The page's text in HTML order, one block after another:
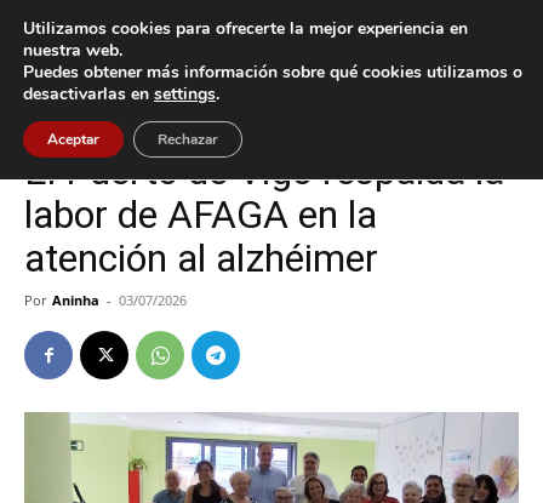
Inicio Cultura / Ocio
Cultura / Ocio Vigo
El Puerto de Vigo respalda la
labor de AFAGA en la
atención al alzhéimer
Por Aninha - 03/07/2026
Utilizamos cookies para ofrecerte la mejor experiencia en
nuestra web.
Puedes obtener más información sobre qué cookies utilizamos o
desactivarlas en settings.
Aceptar Rechazar